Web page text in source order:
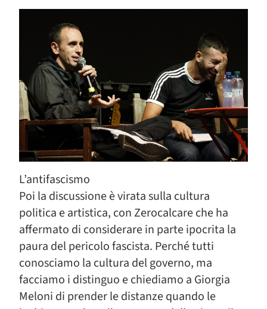
L’antifascismo
Poi la discussione è virata sulla cultura
politica e artistica, con Zerocalcare che ha
affermato di considerare in parte ipocrita la
paura del pericolo fascista. Perché tutti
conosciamo la cultura del governo, ma
facciamo i distinguo e chiediamo a Giorgia
Meloni di prender le distanze quando le